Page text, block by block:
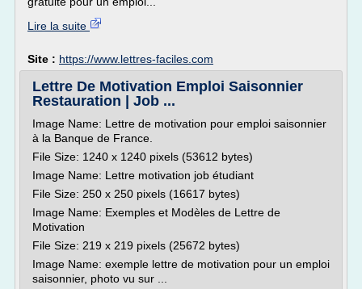
Lire la suite
Site : https://www.lettres-faciles.com
Lettre De Motivation Emploi Saisonnier
Restauration | Job ...
Image Name: Lettre de motivation pour emploi saisonnier
à la Banque de France.
File Size: 1240 x 1240 pixels (53612 bytes)
Image Name: Lettre motivation job étudiant
File Size: 250 x 250 pixels (16617 bytes)
Image Name: Exemples et Modèles de Lettre de
Motivation
File Size: 219 x 219 pixels (25672 bytes)
Image Name: exemple lettre de motivation pour un emploi
saisonnier, photo vu sur ...